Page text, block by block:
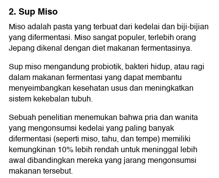
2. Sup Miso
Miso adalah pasta yang terbuat dari kedelai dan biji-bijian
yang difermentasi. Miso sangat populer, terlebih orang
Jepang dikenal dengan diet makanan fermentasinya.
Sup miso mengandung probiotik, bakteri hidup, atau ragi
dalam makanan fermentasi yang dapat membantu
menyeimbangkan kesehatan usus dan meningkatkan
sistem kekebalan tubuh.
Sebuah penelitian menemukan bahwa pria dan wanita
yang mengonsumsi kedelai yang paling banyak
difermentasi (seperti miso, tahu, dan tempe) memiliki
kemungkinan 10% lebih rendah untuk meninggal lebih
awal dibandingkan mereka yang jarang mengonsumsi
makanan tersebut.